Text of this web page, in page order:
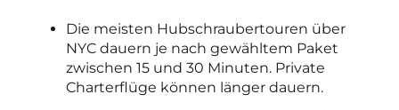
Die meisten Hubschraubertouren über
NYC dauern je nach gewähltem Paket
zwischen 15 und 30 Minuten. Private
Charterflüge können länger dauern.